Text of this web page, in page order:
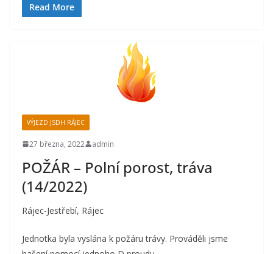
Read More
VÝJEZD JSDH RÁJEC
27 března, 2022 admin
POŽÁR – Polní porost, tráva
(14/2022)
Rájec-Jestřebí, Rájec
Jednotka byla vyslána k požáru trávy. Prováděli jsme